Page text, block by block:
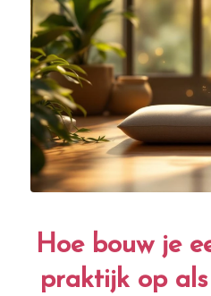
Hoe bouw je
praktijk op